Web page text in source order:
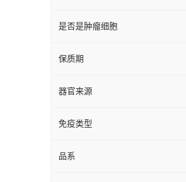
是否是肿瘤细胞
保质期
器官来源
免疫类型
品系